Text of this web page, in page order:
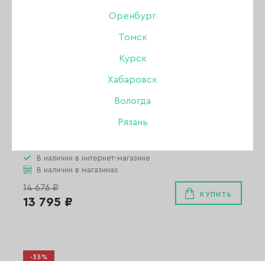
Оренбург
Томск
Курск
Хабаровск
Вологда
Рязань
В наличии в интернет-магазине
В наличии в магазинах
14 676 ₽
13 795 ₽
КУПИТЬ
-35%